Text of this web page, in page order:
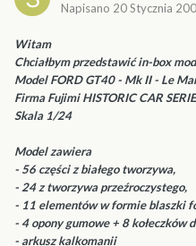
Napisano 20 Stycznia
Witam
Chciałbym przedstawić in-box
Model FORD GT40 - Mk II - Le
Firma Fujimi HISTORIC CAR
Skala 1/24
Model zawiera
- 56 części z białego tworzywa,
- 24 z tworzywa przeźroczystego,
- 11 elementów w formie blaszki
- 4 opony gumowe + 8 kołeczków
- arkusz kalkomanii